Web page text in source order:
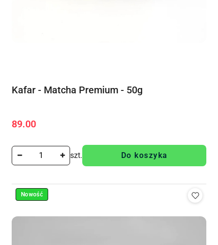
Kafar - Matcha Premium - 50g
Cena:
89.00
szt. Do koszyka
Nowość